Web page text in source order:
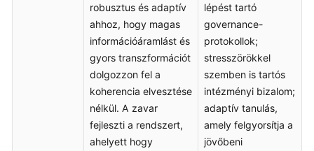
robusztus és adaptív
ahhoz, hogy magas
információáramlást és
gyors transzformációt
dolgozzon fel a
koherencia elvesztése
nélkül. A zavar
fejleszti a rendszert,
ahelyett hogy
lépést tartó
governance-
protokollok;
stresszörökkel
szemben is tartós
intézményi bizalom;
adaptív tanulás,
amely felgyorsítja a
jövőbeni